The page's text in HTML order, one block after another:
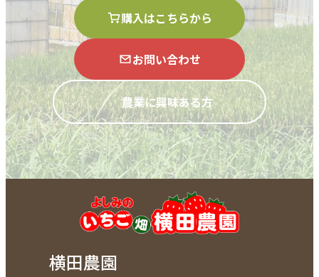
購入はこちらから
お問い合わせ
農業に興味ある方
横田農園